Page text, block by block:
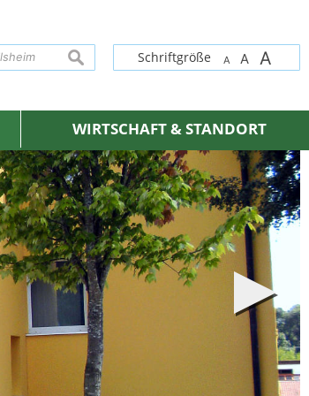
Schriftgröße A A A
suchen
WIRTSCHAFT & STANDORT